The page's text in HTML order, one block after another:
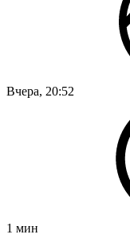
Вчера, 20:52
1 мин